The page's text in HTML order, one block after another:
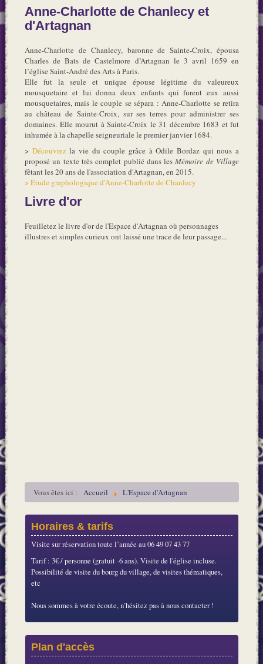
Anne-Charlotte de Chanlecy et
d'Artagnan
Anne-Charlotte de Chanlecy, baronne de Sainte-Croix, épousa
Charles de Bats de Castelmore d’Artagnan le 3 avril 1659 en
l’église Saint-André des Arts à Paris.
Elle fut la seule et unique épouse légitime du valeureux
mousquetaire et lui donna deux enfants qui furent eux aussi
mousquetaires, mais le couple se sépara : Anne-Charlotte se retira
au château de Sainte-Croix, sur ses terres pour administrer ses
domaines. Elle mourut à Sainte-Croix le 31 décembre 1683 et fut
inhumée à la chapelle seigneuriale le premier janvier 1684.
> Découvrezla vie du couple grâce à Odile Bordaz qui nous a
proposé un texte très complet publié dans lesMémoire de Village
fêtant les 20 ans de l'association d'Artagnan, en 2015.
> Etude graphologique d'Anne-Charlotte de Chanlecy
Livre d'or
Feuilletez le livre d'or de l'Espace d'Artagnan où personnages
illustres et simples curieux ont laissé une trace de leur passage...
Vous êtes ici : Accueil L'Espace d'Artagnan
Horaires & tarifs
Visite sur réservation toute l’année au 06 49 07 43 77
Tarif : 3€ / personne (gratuit -6 ans). Visite de l'église incluse.
Possibilité de visite du bourg du village, de visites thématiques,
etc
Nous sommes à votre écoute, n’hésitez pas à nous contacter !
Plan d'accès